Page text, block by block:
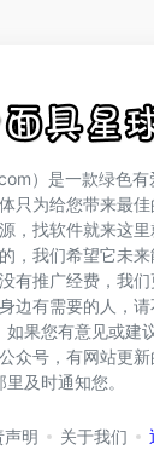
）是一款绿色有
只为给您带来最
，找软件就来这
，我们希望它未
有推广经费，我
边有需要的人，
果您有意见或建
众号，有网站更
里及时通知您。
声明 关于我们